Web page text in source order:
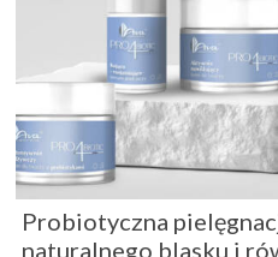
Probiotyczna
naturalnego blasku i